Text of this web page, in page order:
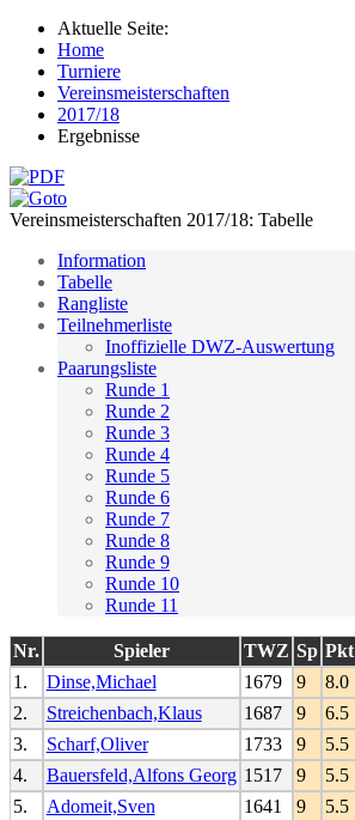
Aktuelle Seite:
Home
Turniere
Vereinsmeisterschaften
2017/18
Ergebnisse
Vereinsmeisterschaften 2017/18: Tabelle
Information
Tabelle
Rangliste
Teilnehmerliste
Inoffizielle DWZ-Auswertung
Paarungsliste
Runde 1
Runde 2
Runde 3
Runde 4
Runde 5
Runde 6
Runde 7
Runde 8
Runde 9
Runde 10
Runde 11
Nr. Spieler TWZ Sp Pkt
1.
Dinse,Michael 1679 9 8.0
2.
Streichenbach,Klaus 1687 9 6.5
3.
Scharf,Oliver 1733 9 5.5
4.
Bauersfeld,Alfons Georg 1517 9 5.5
5.
Adomeit,Sven 1641 9 5.5